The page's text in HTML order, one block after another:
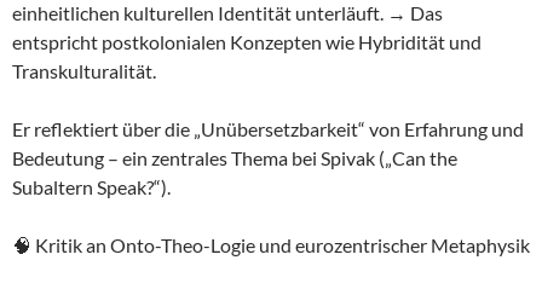
einheitlichen kulturellen Identität unterläuft. → Das
entspricht postkolonialen Konzepten wie Hybridität und
Transkulturalität.
Er reflektiert über die „Unübersetzbarkeit“ von Erfahrung und
Bedeutung – ein zentrales Thema bei Spivak („Can the
Subaltern Speak?“).
🧠 Kritik an Onto-Theo-Logie und eurozentrischer Metaphysik